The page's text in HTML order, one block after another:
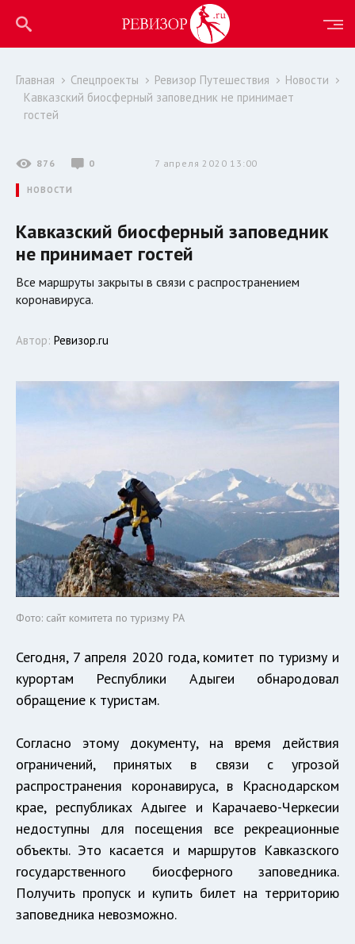
Главная Спецпроекты Ревизор Путешествия
Новости
Кавказский биосферный заповедник не принимает
гостей
876 0 7 апреля 2020 13:00
НОВОСТИ
Кавказский биосферный заповедник
не принимает гостей
Все маршруты закрыты в связи с распространением
коронавируса.
Автор: Ревизор.ru
Фото: сайт комитета по туризму РА
Сегодня, 7 апреля 2020 года, комитет по туризму и
курортам Республики Адыгеи обнародовал
обращение к туристам.
Согласно этому документу, на время действия
ограничений, принятых в связи с угрозой
распространения коронавируса, в Краснодарском
крае, республиках Адыгее и Карачаево-Черкесии
недоступны для посещения все рекреационные
объекты. Это касается и маршрутов Кавказского
государственного биосферного заповедника.
Получить пропуск и купить билет на территорию
заповедника невозможно.